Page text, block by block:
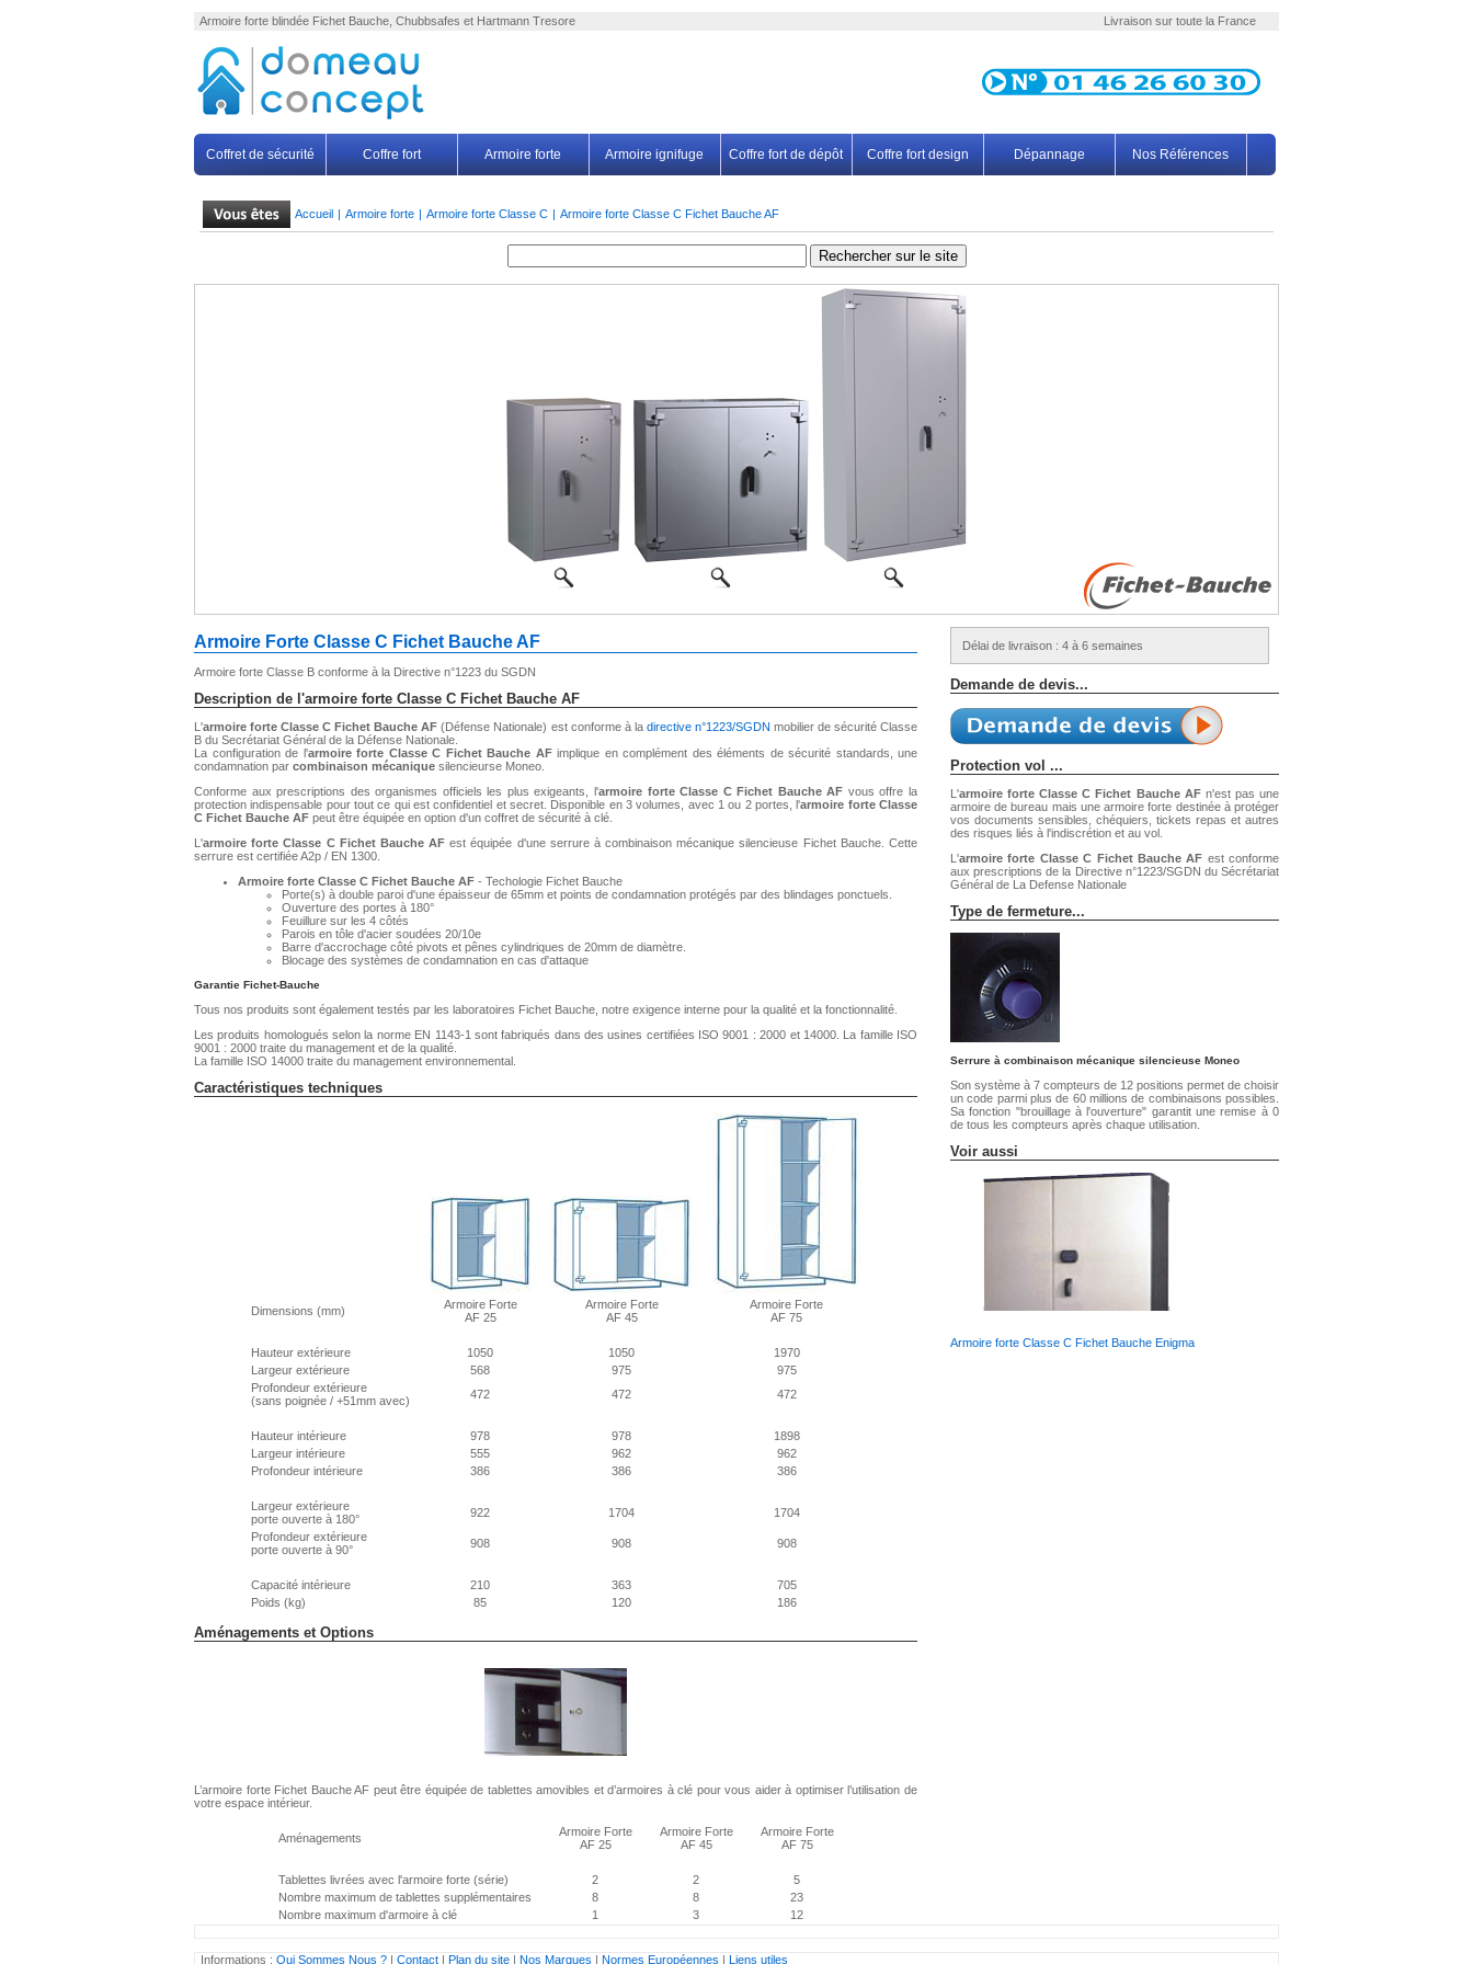
Armoire forte blindée Fichet Bauche, Chubbsafes et Hartmann Tresore Livraison sur toute la France
Coffret de sécurité Coffre fort Armoire forte Armoire ignifuge Coffre fort de dépôt Coffre fort design Dépannage Nos Références
Accueil | Armoire forte | Armoire forte Classe C | Armoire forte Classe C Fichet Bauche AF
Armoire Forte Classe C Fichet Bauche AF
Armoire forte Classe B conforme à la Directive n°1223 du SGDN
Description de l'armoire forte Classe C Fichet Bauche AF
L'armoire forte Classe C Fichet Bauche AF (Défense Nationale) est conforme à la directive n°1223/SGDN mobilier de sécurité Classe
B du Secrétariat Général de la Défense Nationale.
La configuration de l'armoire forte Classe C Fichet Bauche AFimplique en complément des éléments de sécurité standards, une
condamnation par combinaison mécanique silencieurse Moneo.
Conforme aux prescriptions des organismes officiels les plus exigeants, l'armoire forte Classe C Fichet Bauche AF vous offre la
protection indispensable pour tout ce qui est confidentiel et secret. Disponible en 3 volumes, avec 1 ou 2 portes, l'armoire forte Classe
C Fichet Bauche AF peut être équipée en option d'un coffret de sécurité à clé.
L'armoire forte Classe C Fichet Bauche AF est équipée d'une serrure à combinaison mécanique silencieuse Fichet Bauche. Cette
serrure est certifiée A2p / EN 1300.
Armoire forte Classe C Fichet Bauche AF - Techologie Fichet Bauche
Porte(s) à double paroi d'une épaisseur de 65mm et points de condamnation protégés par des blindages ponctuels.
Ouverture des portes à 180°
Feuillure sur les 4 côtés
Parois en tôle d'acier soudées 20/10e
Barre d'accrochage côté pivots et pênes cylindriques de 20mm de diamètre.
Blocage des systèmes de condamnation en cas d'attaque
Garantie Fichet-Bauche
Tous nos produits sont également testés par les laboratoires Fichet Bauche, notre exigence interne pour la qualité et la fonctionnalité.
Les produits homologués selon la norme EN 1143-1 sont fabriqués dans des usines certifiées ISO 9001 : 2000 et 14000. La famille ISO
9001 : 2000 traite du management et de la qualité.
La famille ISO 14000 traite du management environnemental.
Caractéristiques techniques
Dimensions (mm)
Armoire Forte
AF 25
Armoire Forte
AF 45
Armoire Forte
AF 75
Hauteur extérieure 1050 1050
1970
Largeur extérieure
568 975
975
Profondeur extérieure
(sans poignée / +51mm avec)
472 472 472
Hauteur intérieure 978 978
1898
Largeur intérieure
555 962
962
Profondeur intérieure
386 386 386
Largeur extérieure
porte ouverte à 180°
922 1704
1704
Profondeur extérieure
porte ouverte à 90°
908 908 908
Capacité intérieure 210 363
705
Poids (kg)
85 120 186
Aménagements et Options
L’armoire forte Fichet Bauche AF peut être équipée de tablettes amovibles et d’armoires à clé pour vous aider à optimiser l’utilisation de
votre espace intérieur.
Aménagements
Armoire Forte
AF 25
Armoire Forte
AF 45
Armoire Forte
AF 75
Tablettes livrées avec l'armoire forte (série) 2 2
5
Nombre maximum de tablettes supplémentaires
8 8
23
Nombre maximum d'armoire à clé
1 3 12
Délai de livraison : 4 à 6 semaines
Demande de devis...
Protection vol ...
L'armoire forte Classe C Fichet Bauche AFn'est pas une
armoire de bureau mais une armoire forte destinée à protéger
vos documents sensibles, chéquiers, tickets repas et autres
des risques liés à l'indiscrétion et au vol.
L'armoire forte Classe C Fichet Bauche AF est conforme
aux prescriptions de la Directive n°1223/SGDN du Sécrétariat
Général de La Defense Nationale
Type de fermeture...
Serrure à combinaison mécanique silencieuse Moneo
Son système à 7 compteurs de 12 positions permet de choisir
un code parmi plus de 60 millions de combinaisons possibles.
Sa fonction "brouillage à l'ouverture" garantit une remise à 0
de tous les compteurs après chaque utilisation.
Voir aussi
Armoire forte Classe C Fichet Bauche Enigma
Informations :Qui Sommes Nous ? |Contact |Plan du site |Nos Marques |Normes Européennes |Liens utiles